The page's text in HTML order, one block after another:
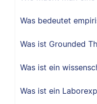
Was bedeutet
Was ist Grounded
Was ist ein
Was ist ein